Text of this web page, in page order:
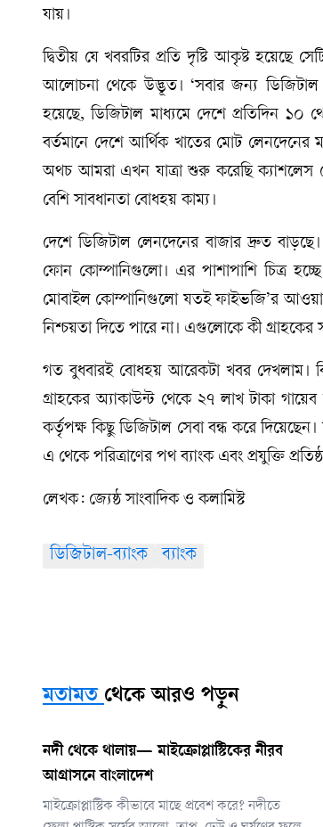
যায়।
দ্বিতীয় যে খবরটির প্রতি দৃষ্টি আকৃষ্ট হয়েছে
আলোচনা থেকে উদ্ভূত। ‘সবার জন্য ডিজিটাল
হয়েছে, ডিজিটাল মাধ্যমে দেশে প্রতিদিন ১০
বর্তমানে দেশে আর্থিক খাতের মোট লেনদেনের
অথচ আমরা এখন যাত্রা শুরু করেছি ক্যাশলেস
বেশি সাবধানতা বোধহয় কাম্য।
দেশে ডিজিটাল লেনদেনের বাজার দ্রুত
ফোন কোম্পানিগুলো। এর পাশাপাশি চিত্র
মোবাইল কোম্পানিগুলো যতই ফাইভজি’র
নিশ্চয়তা দিতে পারে না। এগুলোকে কী গ্রাহকের
গত বুধবারই বোধহয় আরেকটা খবর দেখলাম।
গ্রাহকের অ্যাকাউন্ট থেকে ২৭ লাখ টাকা
কর্তৃপক্ষ কিছু ডিজিটাল সেবা বন্ধ করে
এ থেকে পরিত্রাণের পথ ব্যাংক এবং প্রযুক্তি
লেখক: জ্যেষ্ঠ সাংবাদিক ও কলামিস্ট
ডিজিটাল-ব্যাংক ব্যাংক
মতামত থেকে আরও পড়ুন
নদী থেকে থালায়— মাইক্রোপ্লাস্টিকের নীরব
আগ্রাসনে বাংলাদেশ
মাইক্রোপ্লাস্টিক কীভাবে মাছে প্রবেশ করে? নদীতে